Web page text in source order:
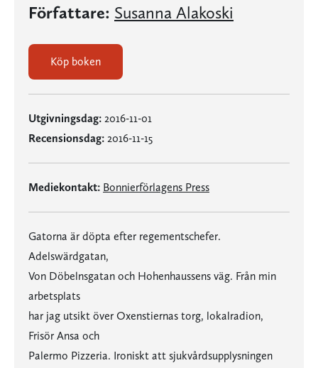
Författare: Susanna Alakoski
Köp boken
Utgivningsdag: 2016-11-01
Recensionsdag: 2016-11-15
Mediekontakt: Bonnierförlagens Press
Gatorna är döpta efter regementschefer.
Adelswärdgatan,
Von Döbelnsgatan och Hohenhaussens väg. Från min
arbetsplats
har jag utsikt över Oxenstiernas torg, lokalradion,
Frisör Ansa och
Palermo Pizzeria. Ironiskt att sjukvårdsupplysningen